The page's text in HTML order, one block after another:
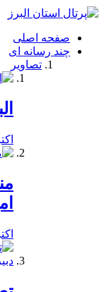
فصد
شرق
تهران
خشکشویی
صفحه اصلی
چند رسانه ای
تصاویر
اکتبر
اکتبر